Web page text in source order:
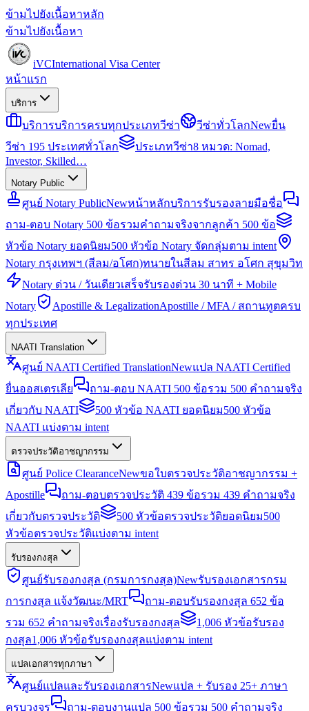
ข้ามไปยังเนื้อหาหลัก
ข้ามไปยังเนื้อหา
iVCInternational Visa Center
หน้าแรก
บริการ
บริการบริการครบทุกประเภทวีซ่า วีซ่าทั่วโลกNewยื่น
วีซ่า 195 ประเทศทั่วโลก
ประเภทวีซ่า8 หมวด: Nomad,
Investor, Skilled…
Notary Public
ศูนย์ Notary PublicNewหน้าหลักบริการรับรองลายมือชื่อ
ถาม-ตอบ Notary 500 ข้อรวมคำถามจริงจากลูกค้า 500 ข้อ
หัวข้อ Notary ยอดนิยม500 หัวข้อ Notary จัดกลุ่มตาม intent
Notary กรุงเทพฯ (สีลม/อโศก)ทนายในสีลม สาทร อโศก สุขุมวิท
Notary ด่วน / วันเดียวเสร็จรับรองด่วน 30 นาที + Mobile
Notary
Apostille & LegalizationApostille / MFA / สถานทูตครบ
ทุกประเทศ
NAATI Translation
ศูนย์ NAATI Certified TranslationNewแปล NAATI Certified
ยื่นออสเตรเลีย
ถาม-ตอบ NAATI 500 ข้อรวม 500 คำถามจริง
เกี่ยวกับ NAATI
500 หัวข้อ NAATI ยอดนิยม500 หัวข้อ
NAATI แบ่งตาม intent
ตรวจประวัติอาชญากรรม
ศูนย์ Police ClearanceNewขอใบตรวจประวัติอาชญากรรม +
Apostille
ถาม-ตอบตรวจประวัติ 439 ข้อรวม 439 คำถามจริง
เกี่ยวกับตรวจประวัติ
500 หัวข้อตรวจประวัติยอดนิยม500
หัวข้อตรวจประวัติแบ่งตาม intent
รับรองกงสุล
ศูนย์รับรองกงสุล (กรมการกงสุล)Newรับรองเอกสารกรม
การกงสุล แจ้งวัฒนะ/MRT
ถาม-ตอบรับรองกงสุล 652 ข้อ
รวม 652 คำถามจริงเรื่องรับรองกงสุล
1,006 หัวข้อรับรอง
กงสุล1,006 หัวข้อรับรองกงสุลแบ่งตาม intent
แปลเอกสารทุกภาษา
ศูนย์แปลและรับรองเอกสารNewแปล + รับรอง 25+ ภาษา
ครบวงจร
ถาม-ตอบงานแปล 500 ข้อรวม 500 คำถามจริง